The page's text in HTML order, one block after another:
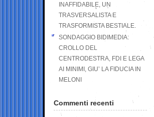
INAFFIDABILE, UN
TRASVERSALISTA E
TRASFORMISTA BESTIALE.
SONDAGGIO BIDIMEDIA:
CROLLO DEL
CENTRODESTRA, FDI E LEGA
AI MINIMI, GIU’ LA FIDUCIA IN
MELONI
Commenti recenti